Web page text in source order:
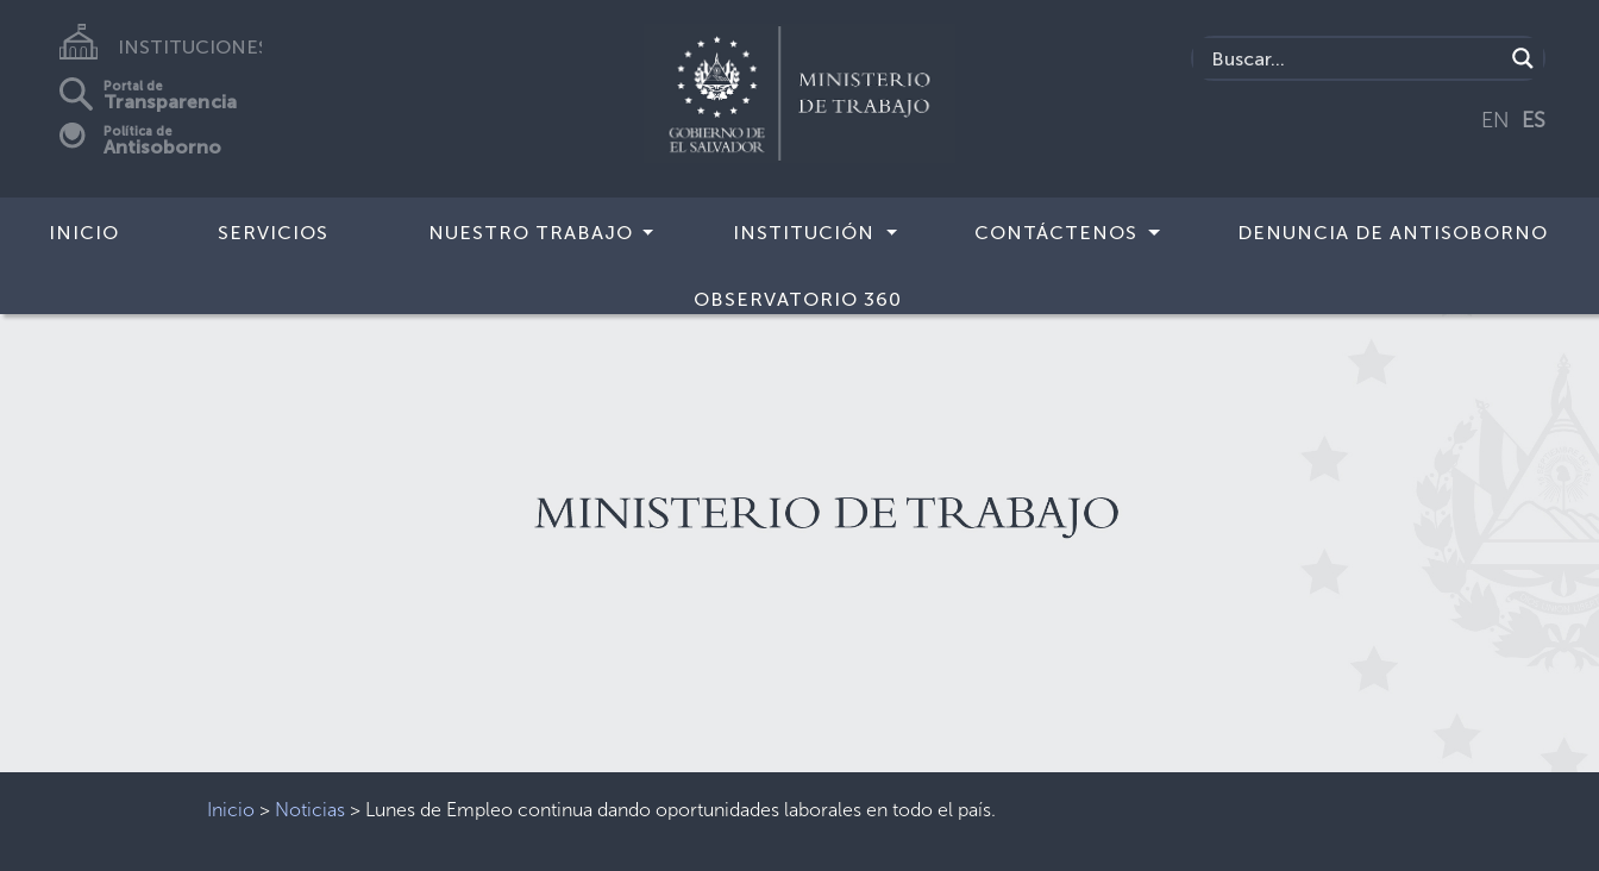
INSTITUCIONES
Portal de
Transparencia
Política de
Antisoborno
EN ES
INICIO SERVICIOS NUESTRO TRABAJO INSTITUCIÓN CONTÁCTENOS DENUNCIA DE ANTISOBORNO
OBSERVATORIO 360
Inicio > Noticias > Lunes de Empleo continua dando oportunidades laborales en todo el país.